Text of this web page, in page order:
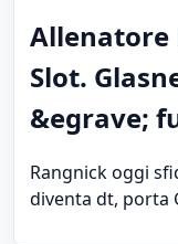
Allenatore
Slot.
&egrave;
Rangnick oggi
diventa dt, porta